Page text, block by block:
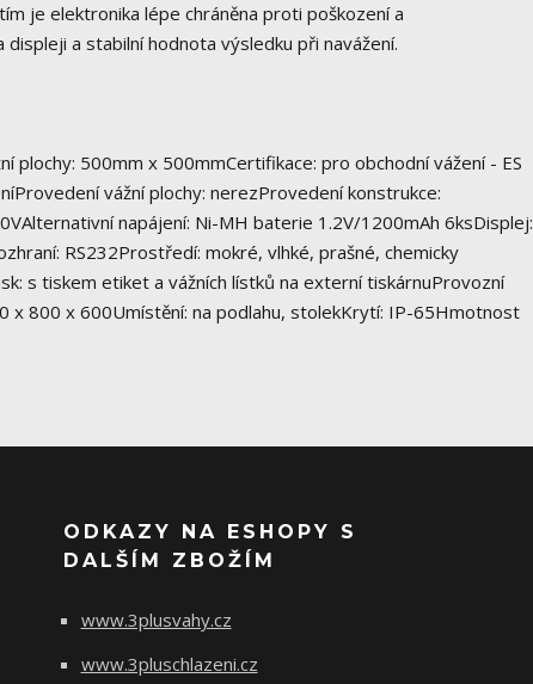
je elektronika lépe chráněna proti poškození a
a stabilní hodnota výsledku při navážení.
500mm x 500mmCertifikace: pro obchodní vážení - ES
vážní plochy: nerezProvedení konstrukce:
napájení: Ni-MH baterie 1.2V/1200mAh 6ksDisplej:
RS232Prostředí: mokré, vlhké, prašné, chemicky
s tiskem etiket a vážních lístků na externí tiskárnuProvozní
x 800 x 600Umístění: na podlahu, stolekKrytí: IP-65Hmotnost
ODKAZY NA ESHOPY S
DALŠÍM ZBOŽÍM
www.3plusvahy.cz
www.3pluschlazeni.cz